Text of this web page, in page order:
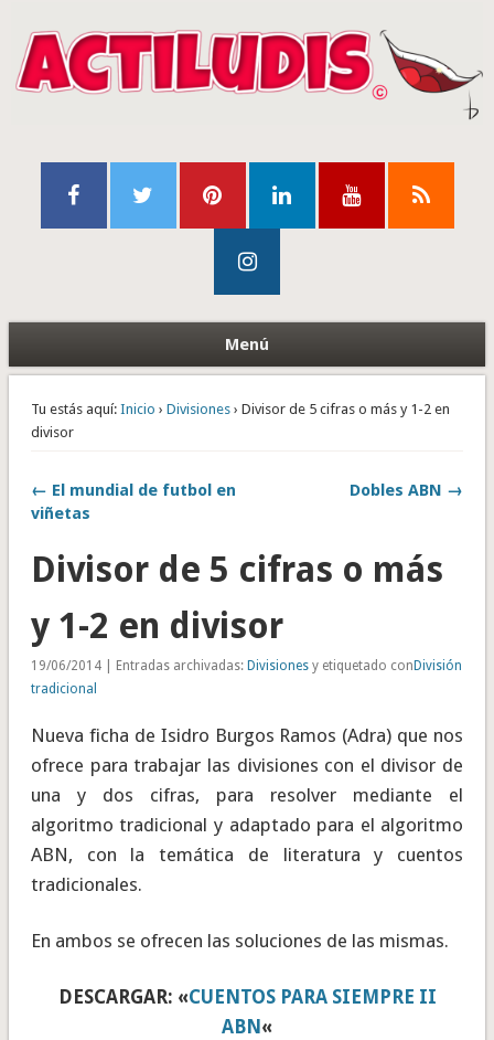
Menú
Tu estás aquí: Inicio › Divisiones› Divisor de 5 cifras o más y 1-2 en
divisor
← El mundial de futbol en
viñetas
Dobles ABN →
Divisor de 5 cifras o más
y 1-2 en divisor
19/06/2014 | Entradas archivadas: Divisionesy etiquetado con División
tradicional
Nueva ficha de Isidro Burgos Ramos (Adra) que nos
ofrece para trabajar las divisiones con el divisor de
una y dos cifras, para resolver mediante el
algoritmo tradicional y adaptado para el algoritmo
ABN, con la temática de literatura y cuentos
tradicionales.
En ambos se ofrecen las soluciones de las mismas.
DESCARGAR: «CUENTOS PARA SIEMPRE II
ABN «